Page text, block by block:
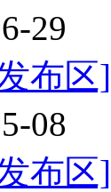
29
布区]
08
布区]